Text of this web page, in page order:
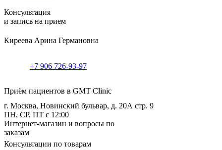
Консультация
и запись на прием
Киреева Арина Германовна
+7 906 726-93-97
Приём пациентов в GMT Clinic
г. Москва, Новинский бульвар, д. 20А стр. 9
ПН, СР, ПТ с 12:00
Интернет-магазин и вопросы по
заказам
Консультации по товарам